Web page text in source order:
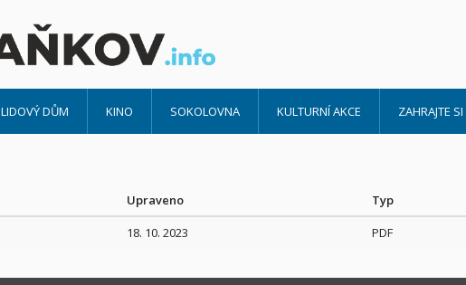
LIDOVÝ DŮM KINO SOKOLOVNA KULTURNÍ AKCE ZAHRAJTE
Upraveno Typ
18. 10. 2023 PDF